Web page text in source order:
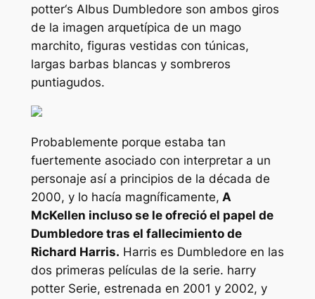
potter‘s Albus Dumbledore son ambos giros
de la imagen arquetípica de un mago
marchito, figuras vestidas con túnicas,
largas barbas blancas y sombreros
puntiagudos.
Probablemente porque estaba tan
fuertemente asociado con interpretar a un
personaje así a principios de la década de
2000, y lo hacía magníficamente, A
McKellen incluso se le ofreció el papel de
Dumbledore tras el fallecimiento de
Richard Harris. Harris es Dumbledore en las
dos primeras películas de la serie. harry
potterSerie, estrenada en 2001 y 2002, y